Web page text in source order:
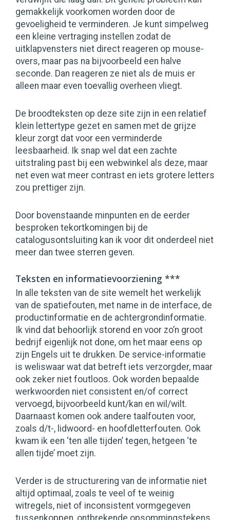
gemakkelijk voorkomen worden door de
gevoeligheid te verminderen. Je kunt simpelweg
een kleine vertraging instellen zodat de
uitklapvensters niet direct reageren op mouse-
overs, maar pas na bijvoorbeeld een halve
seconde. Dan reageren ze niet als de muis er
alleen maar even toevallig overheen vliegt.
De broodteksten op deze site zijn in een relatief
klein lettertype gezet en samen met de grijze
kleur zorgt dat voor een verminderde
leesbaarheid. Ik snap wel dat een zachte
uitstraling past bij een webwinkel als deze, maar
net even wat meer contrast en iets grotere letters
zou prettiger zijn.
Door bovenstaande minpunten en de eerder
besproken tekortkomingen bij de
catalogusontsluiting kan ik voor dit onderdeel niet
meer dan twee sterren geven.
Teksten en informatievoorziening ***
In alle teksten van de site wemelt het werkelijk
van de spatiefouten, met name in de interface, de
productinformatie en de achtergrondinformatie.
Ik vind dat behoorlijk storend en voor zo’n groot
bedrijf eigenlijk not done, om het maar eens op
zijn Engels uit te drukken. De service-informatie
is weliswaar wat dat betreft iets verzorgder, maar
ook zeker niet foutloos. Ook worden bepaalde
werkwoorden niet consistent en/of correct
vervoegd, bijvoorbeeld kunt/kan en wil/wilt.
Daarnaast komen ook andere taalfouten voor,
zoals d/t-, lidwoord- en hoofdletterfouten. Ook
kwam ik een ‘ten alle tijden’ tegen, hetgeen ‘te
allen tijde’ moet zijn.
Verder is de structurering van de informatie niet
altijd optimaal, zoals te veel of te weinig
witregels, niet of inconsistent vormgegeven